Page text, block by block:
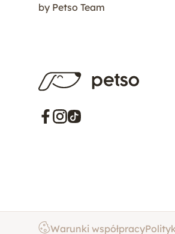
by Petso Team
Warunki współpracy